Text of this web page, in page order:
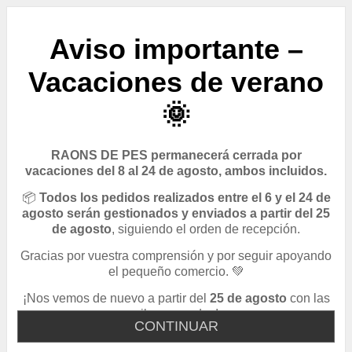
CONTINUAR
Aviso importante –
Vacaciones de verano
🌞
RAONS DE PES permanecerá cerrada por
vacaciones del 8 al 24 de agosto, ambos incluidos.
📦 Todos los pedidos realizados entre el 6 y el 24 de
agosto serán gestionados y enviados a partir del 25
de agosto, siguiendo el orden de recepción.
Gracias por vuestra comprensión y por seguir apoyando
el pequeño comercio. 💚
¡Nos vemos de nuevo a partir del 25 de agosto con las
pilas cargadas!